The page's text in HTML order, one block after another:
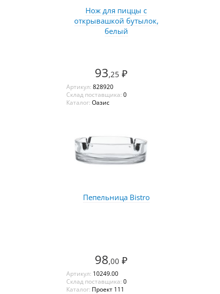
Нож для пиццы с
открывашкой бутылок,
белый
93,25 ₽
Артикул: 828920
Склад поставщика: 0
Каталог: Оазис
Пепельница Bistro
98,00 ₽
Артикул: 10249.00
Склад поставщика: 0
Каталог: Проект 111